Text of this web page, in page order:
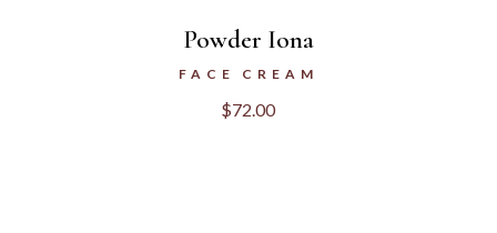
Powder Iona
FACE CREAM
$72.00